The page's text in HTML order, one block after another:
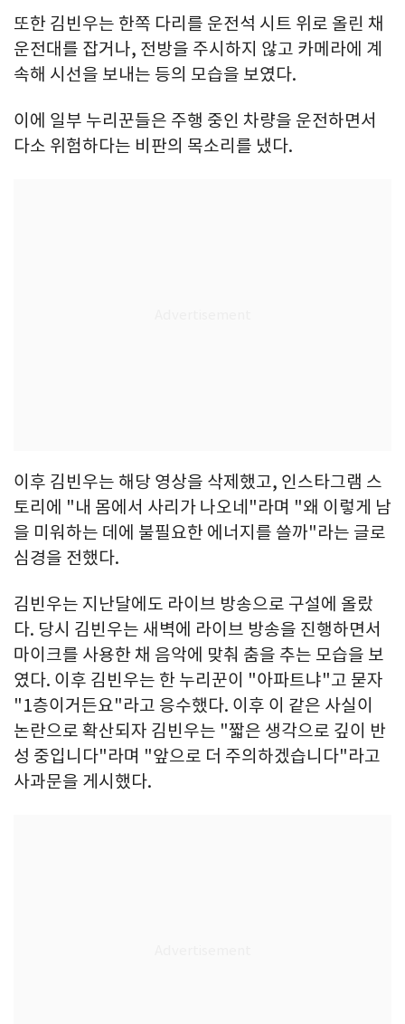
또한 김빈우는 한쪽 다리를 운전석 시트 위로 올린 채
운전대를 잡거나, 전방을 주시하지 않고 카메라에 계
속해 시선을 보내는 등의 모습을 보였다.
이에 일부 누리꾼들은 주행 중인 차량을 운전하면서
다소 위험하다는 비판의 목소리를 냈다.
이후 김빈우는 해당 영상을 삭제했고, 인스타그램 스
토리에 "내 몸에서 사리가 나오네"라며 "왜 이렇게 남
을 미워하는 데에 불필요한 에너지를 쓸까"라는 글로
심경을 전했다.
김빈우는 지난달에도 라이브 방송으로 구설에 올랐
다. 당시 김빈우는 새벽에 라이브 방송을 진행하면서
마이크를 사용한 채 음악에 맞춰 춤을 추는 모습을 보
였다. 이후 김빈우는 한 누리꾼이 "아파트냐"고 묻자
"1층이거든요"라고 응수했다. 이후 이 같은 사실이
논란으로 확산되자 김빈우는 "짧은 생각으로 깊이 반
성 중입니다"라며 "앞으로 더 주의하겠습니다"라고
사과문을 게시했다.